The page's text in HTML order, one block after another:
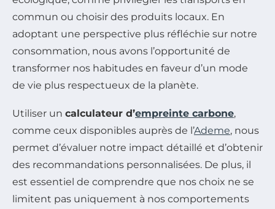
commun ou choisir des produits locaux. En
adoptant une perspective plus réfléchie sur notre
consommation, nous avons l’opportunité de
transformer nos habitudes en faveur d’un mode
de vie plus respectueux de la planète.
Utiliser un calculateur d’empreinte carbone,
comme ceux disponibles auprès de l’Ademe, nous
permet d’évaluer notre impact détaillé et d’obtenir
des recommandations personnalisées. De plus, il
est essentiel de comprendre que nos choix ne se
limitent pas uniquement à nos comportements